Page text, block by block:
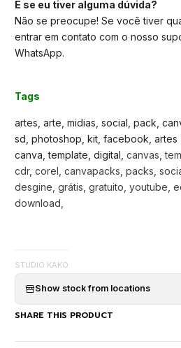
E se eu tiver alguma dúvida?
Não se preocupe! Se você tiver
entrar em contato com o nosso
WhatsApp.
Tags
artes, arte, midias, social, pack,
sd, photoshop, kit, facebook,
canva, template, digital, canvas,
cdr, corel, canvapacks, packs,
desgine, grátis, gratuito, youtube,
download,
STUDIO KAKO
Show stock from locations
SHARE THIS PRODUCT